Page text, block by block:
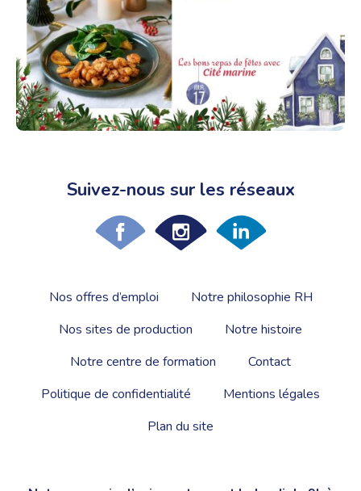
Suivez-nous sur les réseaux
Nos offres d’emploi
Notre philosophie RH
Nos sites de production
Notre histoire
Notre centre de formation
Contact
Politique de confidentialité
Mentions légales
Plan du site